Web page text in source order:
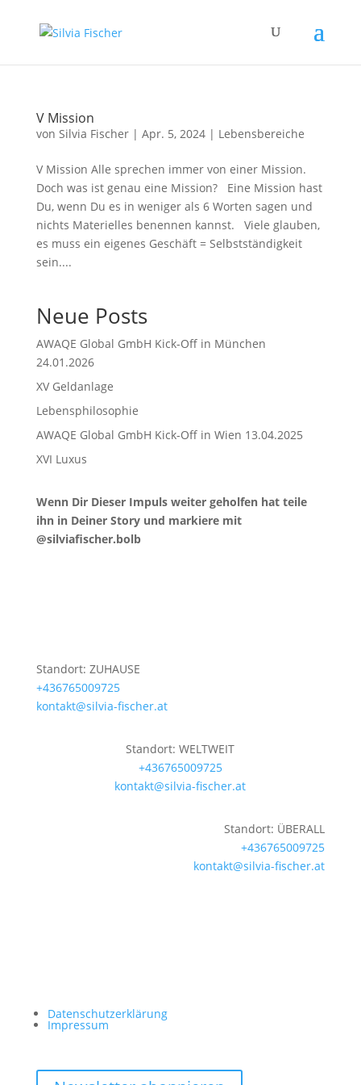
V Mission
von Silvia Fischer| Apr. 5, 2024| Lebensbereiche
V Mission Alle sprechen immer von einer Mission.
Doch was ist genau eine Mission? Eine Mission hast
Du, wenn Du es in weniger als 6 Worten sagen und
nichts Materielles benennen kannst. Viele glauben,
es muss ein eigenes Geschäft = Selbstständigkeit
sein....
Neue Posts
AWAQE Global GmbH Kick-Off in München
24.01.2026
XV Geldanlage
Lebensphilosophie
AWAQE Global GmbH Kick-Off in Wien 13.04.2025
XVI Luxus
Wenn Dir Dieser Impuls weiter geholfen hat teile
ihn in Deiner Story und markiere mit
@silviafischer.bolb
Standort: ZUHAUSE
+436765009725
kontakt@silvia-fischer.at
Standort: WELTWEIT
+436765009725
kontakt@silvia-fischer.at
Standort: ÜBERALL
+436765009725
kontakt@silvia-fischer.at
Datenschutzerklärung
Impressum